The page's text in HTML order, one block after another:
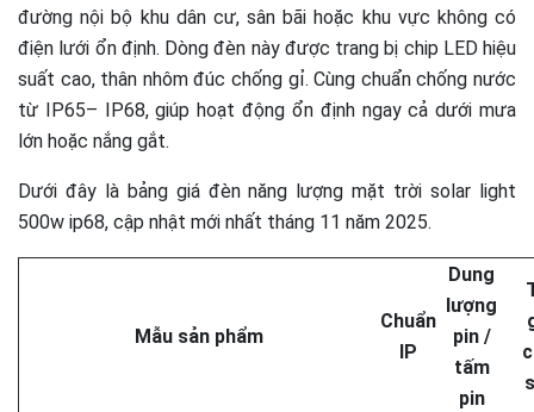
đường nội bộ khu dân cư, sân bãi hoặc khu vực không có
điện lưới ổn định. Dòng đèn này được trang bị chip LED hiệu
suất cao, thân nhôm đúc chống gỉ. Cùng chuẩn chống nước
từ IP65– IP68, giúp hoạt động ổn định ngay cả dưới mưa
lớn hoặc nắng gắt.
Dưới đây là bảng giá đèn năng lượng mặt trời solar light
500w ip68, cập nhật mới nhất tháng 11 năm 2025.
Mẫu sản phẩm
Chuẩn
IP
Dung
lượng
pin /
tấm
pin